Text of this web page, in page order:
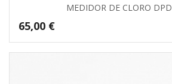
MEDIDOR DE CLORO DPD
65,00 €